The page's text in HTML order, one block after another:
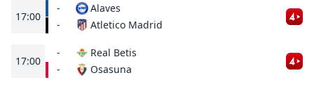
17:00
-
-
Alaves
Atletico Madrid
17:00
-
-
Real Betis
Osasuna